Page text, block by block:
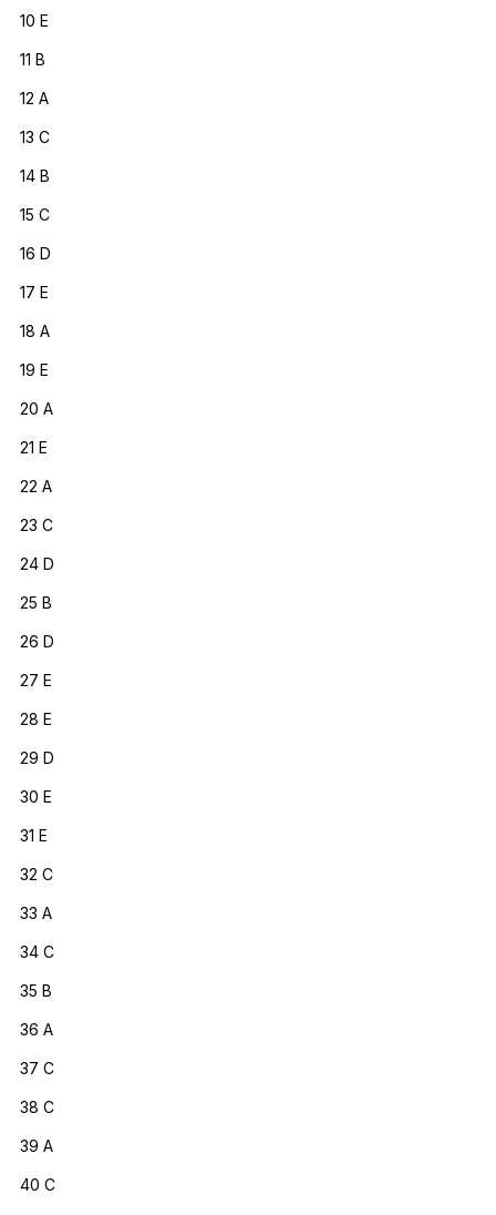
10 E
11 B
12 A
13 C
14 B
15 C
16 D
17 E
18 A
19 E
20 A
21 E
22 A
23 C
24 D
25 B
26 D
27 E
28 E
29 D
30 E
31 E
32 C
33 A
34 C
35 B
36 A
37 C
38 C
39 A
40 C